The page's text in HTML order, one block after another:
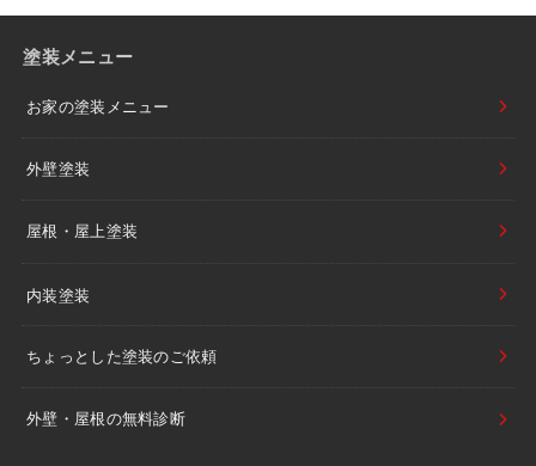
塗装メニュー
お家の塗装メニュー
外壁塗装
屋根・屋上塗装
内装塗装
ちょっとした塗装のご依頼
外壁・屋根の無料診断